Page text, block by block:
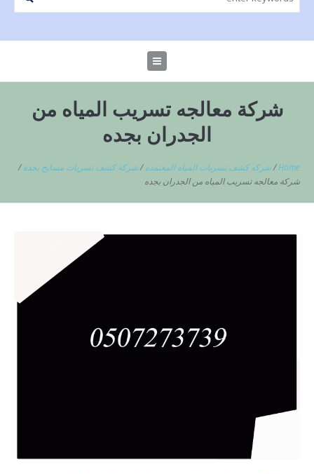
شركة معالجه تسريب المياه من
الجدران بجده
Home
/شركه كشف تسربات المياه المعتمده /شركة كشف تسربات مسابح بجدة /
شركة معالجه تسريب المياه من الجدران بجده